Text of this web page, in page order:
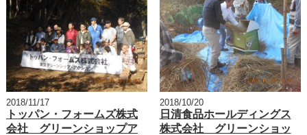
2018/11/17
トッパン・フォームズ株式
会社 グリーンショップア
2018/10/20
日清食品ホールディングス
株式会社 グリーンショッ